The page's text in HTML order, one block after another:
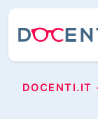
DOCENTI.IT